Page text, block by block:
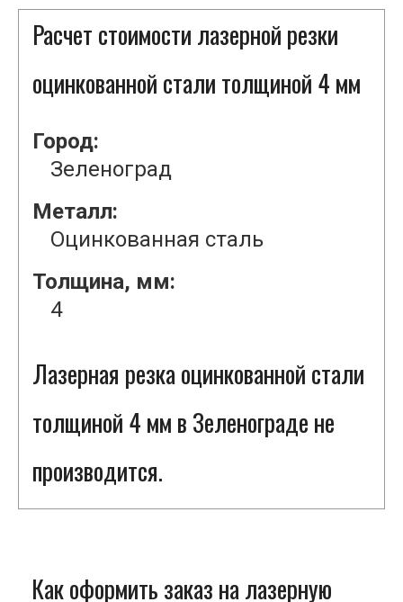
Расчет стоимости лазерной резки
оцинкованной стали толщиной 4 мм
Город:
Зеленоград
Металл:
Оцинкованная сталь
Толщина, мм:
4
Лазерная резка оцинкованной стали
толщиной 4 мм в Зеленограде не
производится.
Как оформить заказ на лазерную